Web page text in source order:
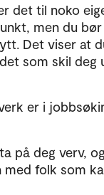
det til noko
men du bør
Det viser at
som skil deg
er i
på deg verv,
folk som